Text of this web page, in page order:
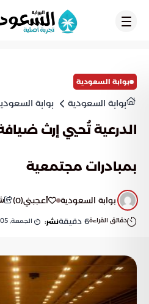
بوابة السعودية
بوابة السعودية بوابة
الدرعية تُحيي إرث
بمبادرات مجتمعية
بوابة السعودية أعجبني(
0
)
دقائق القراءة6 دقيقةنشر: الجمعة, 05 يونيو